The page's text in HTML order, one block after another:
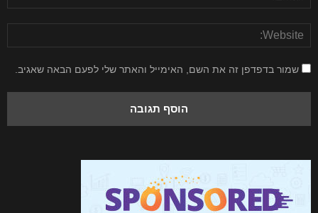
שמור בדפדפן זה את השם, האימייל והאתר שלי לפעם הבאה שאגיב.